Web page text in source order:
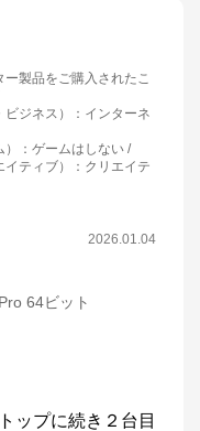
製品をご購入されたこ
ジネス）
： インターネ
： ゲームはしない
ティブ）
： クリエイテ
2026.01.04
64ビット
ップに続き２台目